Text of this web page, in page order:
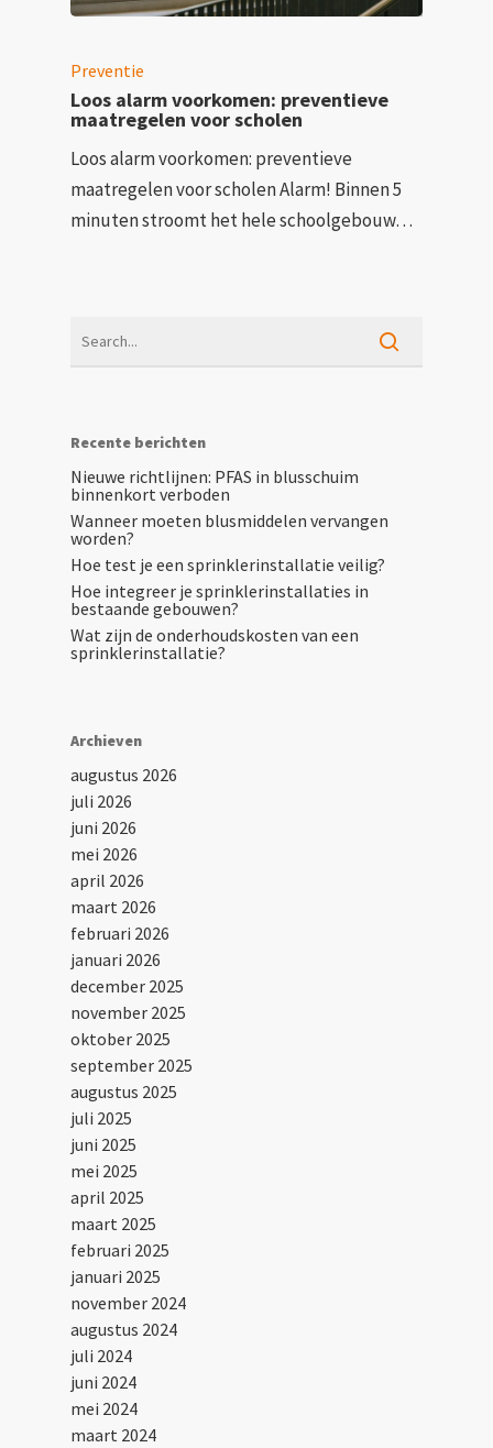
Preventie
Loos alarm voorkomen: preventieve
maatregelen voor scholen
Loos alarm voorkomen: preventieve
maatregelen voor scholen Alarm! Binnen 5
minuten stroomt het hele schoolgebouw…
Recente berichten
Nieuwe richtlijnen: PFAS in blusschuim
binnenkort verboden
Wanneer moeten blusmiddelen vervangen
worden?
Hoe test je een sprinklerinstallatie veilig?
Hoe integreer je sprinklerinstallaties in
bestaande gebouwen?
Wat zijn de onderhoudskosten van een
sprinklerinstallatie?
Archieven
augustus 2026
juli 2026
juni 2026
mei 2026
april 2026
maart 2026
februari 2026
januari 2026
december 2025
november 2025
oktober 2025
september 2025
augustus 2025
juli 2025
juni 2025
mei 2025
april 2025
maart 2025
februari 2025
januari 2025
november 2024
augustus 2024
juli 2024
juni 2024
mei 2024
maart 2024